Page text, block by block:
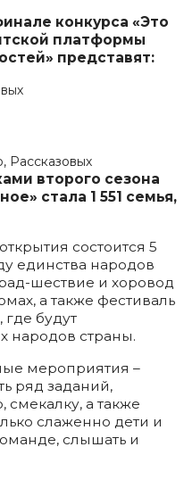
конкурса «Это
платформы
представят:
Рассказовых
второго сезона
стала 1 551 семья,
состоится 5
единства народов
шествие и хоровод
а также фестиваль
где будут
народов страны.
мероприятия –
ряд заданий,
а также
слаженно дети и
слышать и